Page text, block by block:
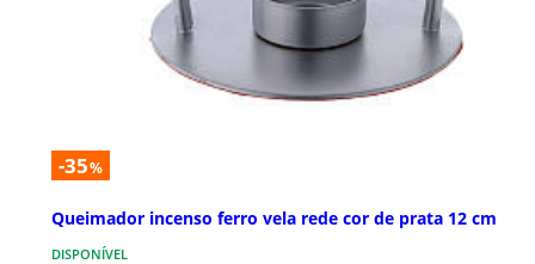
-35%
Queimador incenso ferro vela rede cor de prata 12 cm
DISPONÍVEL